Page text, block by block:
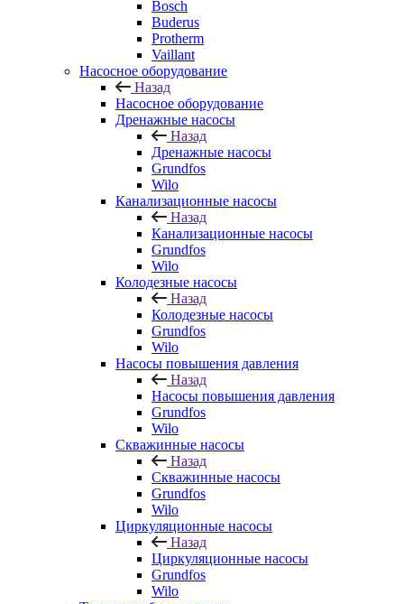
Bosch
Buderus
Protherm
Vaillant
Насосное оборудование
Назад
Насосное оборудование
Дренажные насосы
Назад
Дренажные насосы
Grundfos
Wilo
Канализационные насосы
Назад
Канализационные насосы
Grundfos
Wilo
Колодезные насосы
Назад
Колодезные насосы
Grundfos
Wilo
Насосы повышения давления
Назад
Насосы повышения давления
Grundfos
Wilo
Скважинные насосы
Назад
Скважинные насосы
Grundfos
Wilo
Циркуляционные насосы
Назад
Циркуляционные насосы
Grundfos
Wilo